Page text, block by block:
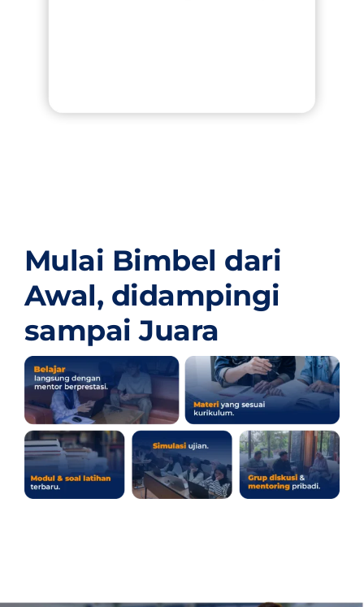
Mulai Bimbel dari
Awal, didampingi
sampai Juara